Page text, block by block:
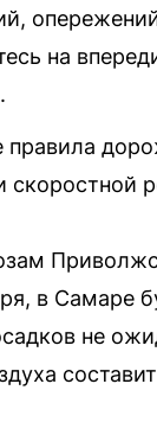
на
правила
скоростной
в Самаре
не